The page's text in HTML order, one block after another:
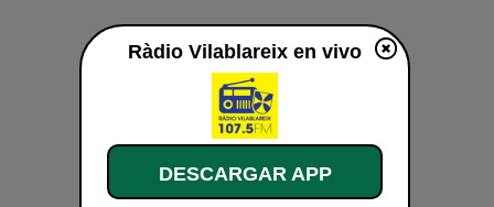
Ràdio Vilablareix en vivo
DESCARGAR APP